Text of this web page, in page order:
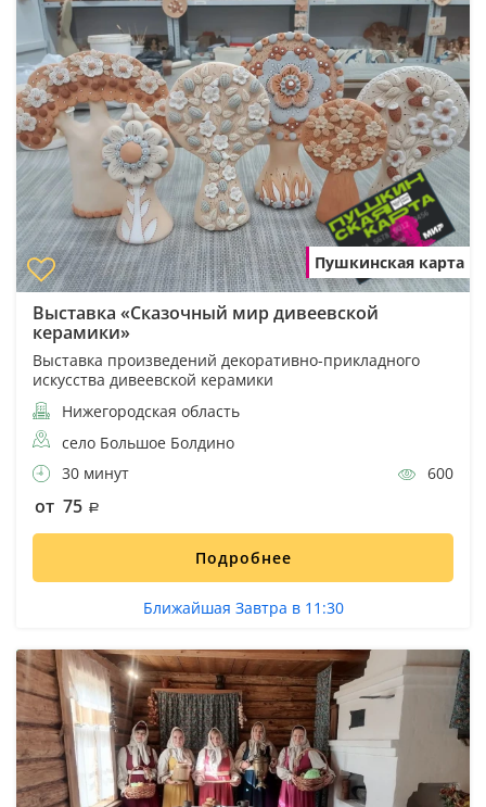
Пушкинская карта
Выставка «Сказочный мир дивеевской
керамики»
Выставка произведений декоративно-прикладного
искусства дивеевской керамики
Нижегородская область
село Большое Болдино
30 минут
600
от 75
Подробнее
Ближайшая Завтра в 11:30